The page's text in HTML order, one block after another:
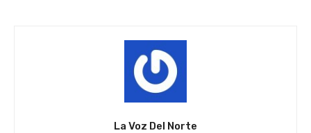
La Voz Del Norte